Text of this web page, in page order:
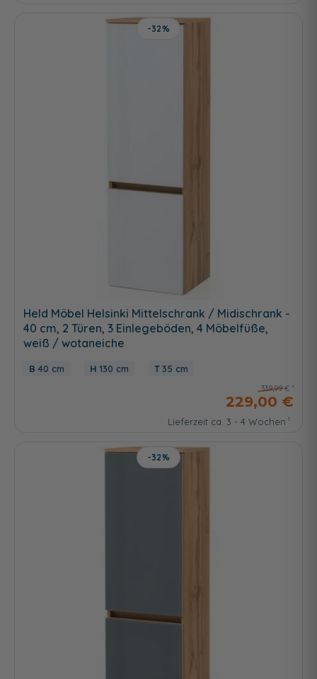
-32%
Held Möbel Helsinki Mittelschrank / Midischrank -
40 cm, 2 Türen, 3 Einlegeböden, 4 Möbelfüße,
weiß / wotaneiche
40 cm 130 cm 35 cm
339,99 €
229,00 €
Lieferzeit ca. 3 - 4 Wochen
-32%